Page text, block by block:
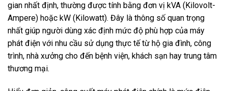
gian nhất định, thường được tính bằng đơn vị kVA (Kilovolt-
Ampere) hoặc kW (Kilowatt). Đây là thông số quan trọng
nhất giúp người dùng xác định mức độ phù hợp của máy
phát điện với nhu cầu sử dụng thực tế từ hộ gia đình, công
trình, nhà xưởng cho đến bệnh viện, khách sạn hay trung tâm
thương mại.